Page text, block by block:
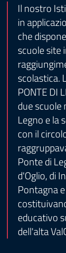
Il nostro
in
che
scuole site
scolastica.
PONTE DI
due scuole
Legno e la
con il
Ponte di
d'Oglio, di
Pontagna
educativo
dell'alta